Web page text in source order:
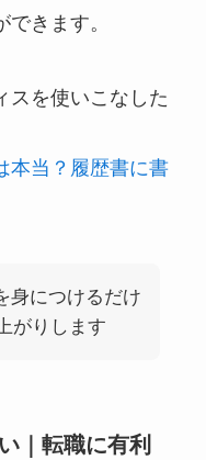
きます。
スを使いこなした
本当？履歴書に書
身につけるだけ
がりします
｜転職に有利